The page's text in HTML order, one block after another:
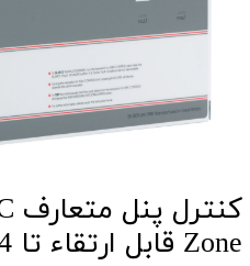
Zone قابل ارتقاء تا 14 زون